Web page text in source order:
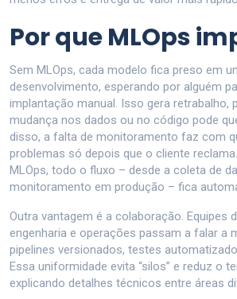
Por que MLOps
Sem MLOps, cada modelo fica preso em
desenvolvimento, esperando por alguém
implantação manual. Isso gera retrabalho,
mudança nos dados ou no código pode
disso, a falta de monitoramento faz com
problemas só depois que o cliente
MLOps, todo o fluxo – desde a coleta de
monitoramento em produção – fica
Outra vantagem é a colaboração. Equipes
engenharia e operações passam a falar a
pipelines versionados, testes
Essa uniformidade evita “silos” e reduz o
explicando detalhes técnicos entre áreas